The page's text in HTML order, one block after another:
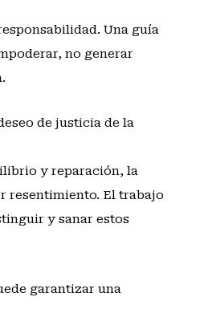
Una guía
no generar
de justicia de la
y reparación, la
resentimiento. El trabajo
y sanar estos
garantizar una